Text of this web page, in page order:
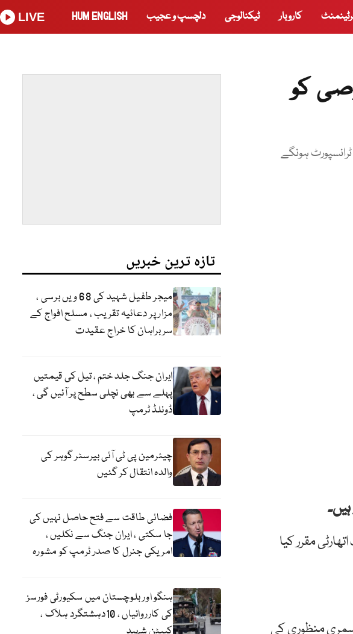
کاروبار ٹیکنالوجی دلچسپ و عجیب HUM ENGLISH
LIVE
خصوصی کو
ہونگے
مقرر کیا
سمری منظوری کی
تازہ ترین خبریں
میجر طفیل شہید کی 68 ویں برسی ،
مزار پر دعائیہ تقریب ، مسلح افواج کے
سربراہان کا خراج عقیدت
ایران جنگ جلد ختم ، تیل کی قیمتیں
پہلے سے بھی نچلی سطح پر آئیں گی ،
ڈونلڈ ٹرمپ
چیئرمین پی ٹی آئی بیرسٹر گوہر کی
والدہ انتقال کر گئیں
فضائی طاقت سے فتح حاصل نہیں کی
جا سکتی ، ایران جنگ سے نکلیں ،
امریکی جنرل کا صدر ٹرمپ کو مشورہ
ہنگو اور بلوچستان میں سکیورٹی فورسز
کی کارروائیاں ، 10دہشتگرد ہلاک ،